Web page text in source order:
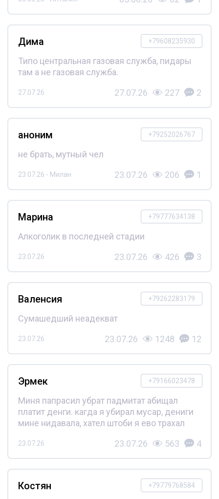
+79608235930
Дима
Типо центральная газовая служба, пидары
там а не газовая служба.
27.07.26 27.07.26 227 2
+79252026767
аноним
не брать, мутный чел
23.07.26 - Милан 23.07.26 206 1
+79777634138
Марина
Алкоголик в последней стадии
23.07.26 23.07.26 426 3
+79262283179
Валенсия
Сумашедший неадекват
23.07.26 23.07.26 1248 12
+79166023478
Эрмек
Миня папрасил убрат падмитат абищал
платит денги. кагда я убирал мусар, дениги
мине нидавала, хател штоби я ево трахал
23.07.26 23.07.26 563 4
+79779768584
Костян